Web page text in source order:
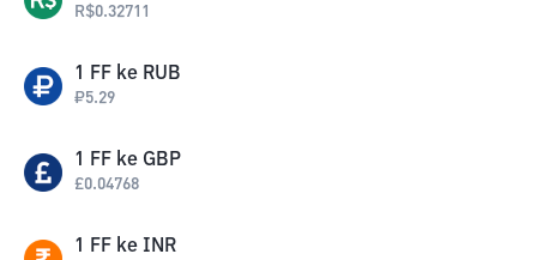
R$0.32711
1 FF ke RUB
₽5.29
1 FF ke GBP
£0.04768
1 FF ke INR